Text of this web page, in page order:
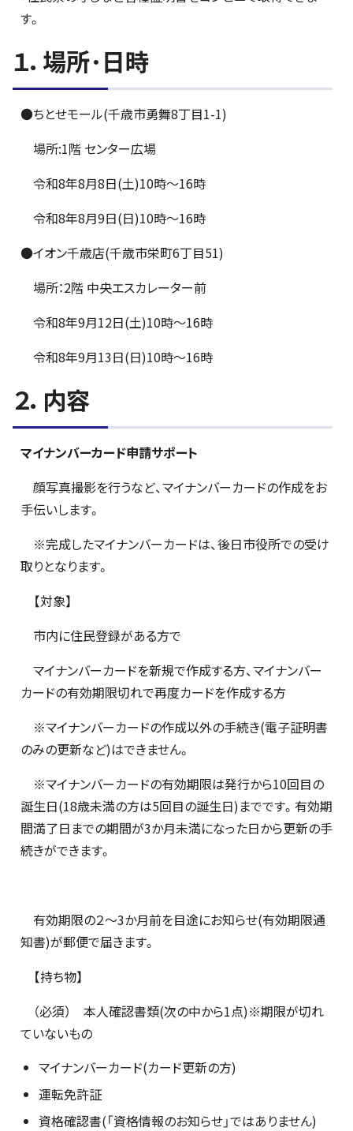
す。
１．場所･日時
●ちとせモール(千歳市勇舞8丁目1-1)
場所:1階 センター広場
令和8年8月8日(土)10時～16時
令和8年8月9日(日)10時～16時
●イオン千歳店(千歳市栄町6丁目51)
場所：2階 中央エスカレーター前
令和8年9月12日(土)10時～16時
令和8年9月13日(日)10時～16時
２．内容
マイナンバーカード申請サポート
顔写真撮影を行うなど、マイナンバーカードの作成をお
手伝いします。
※完成したマイナンバーカードは、後日市役所での受け
取りとなります。
【対象】
市内に住民登録がある方で
マイナンバーカードを新規で作成する方、マイナンバー
カードの有効期限切れで再度カードを作成する方
※マイナンバーカードの作成以外の手続き(電子証明書
のみの更新など)はできません。
※マイナンバーカードの有効期限は発行から10回目の
誕生日(18歳未満の方は5回目の誕生日)までです。有効期
間満了日までの期間が3か月未満になった日から更新の手
続きができます。
有効期限の２～3か月前を目途にお知らせ(有効期限通
知書)が郵便で届きます。
【持ち物】
（必須） 本人確認書類(次の中から1点)※期限が切れ
ていないもの
マイナンバーカード(カード更新の方)
運転免許証
資格確認書(「資格情報のお知らせ」ではありません)